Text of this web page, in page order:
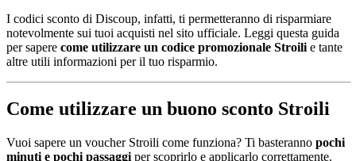
I codici sconto di Discoup, infatti, ti permetteranno di risparmiare
notevolmente sui tuoi acquisti nel sito ufficiale. Leggi questa guida
per sapere come utilizzare un codice promozionale Stroili e tante
altre utili informazioni per il tuo risparmio.
Come utilizzare un buono sconto Stroili
Vuoi sapere un voucher Stroili come funziona? Ti basteranno pochi
minuti e pochi passaggi per scoprirlo e applicarlo correttamente.